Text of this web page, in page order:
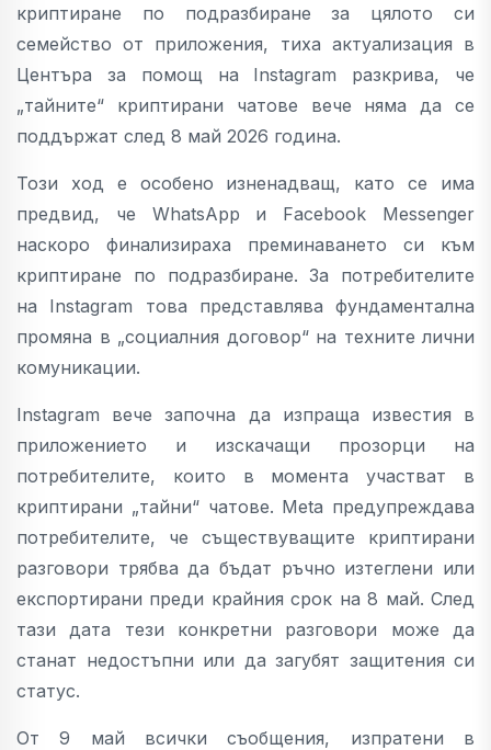
криптиране по подразбиране за цялото си
семейство от приложения, тиха актуализация в
Центъра за помощ на Instagram разкрива, че
„тайните“ криптирани чатове вече няма да се
поддържат след 8 май 2026 година.
Този ход е особено изненадващ, като се има
предвид, че WhatsApp и Facebook Messenger
наскоро финализираха преминаването си към
криптиране по подразбиране. За потребителите
на Instagram това представлява фундаментална
промяна в „социалния договор“ на техните лични
комуникации.
Instagram вече започна да изпраща известия в
приложението и изскачащи прозорци на
потребителите, които в момента участват в
криптирани „тайни“ чатове. Meta предупреждава
потребителите, че съществуващите криптирани
разговори трябва да бъдат ръчно изтеглени или
експортирани преди крайния срок на 8 май. След
тази дата тези конкретни разговори може да
станат недостъпни или да загубят защитения си
статус.
От 9 май всички съобщения, изпратени в